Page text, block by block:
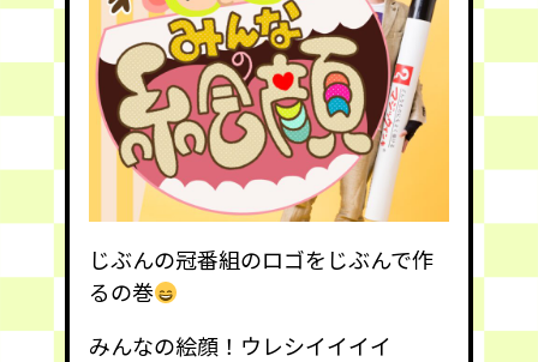
じぶんの冠番組のロゴをじぶんで作
るの巻
みんなの絵顔！ウレシイイイイ